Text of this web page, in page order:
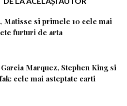
Matisse si primele 10 cele mai
furturi de arta
Marquez, Stephen King si
cele mai asteptate carti